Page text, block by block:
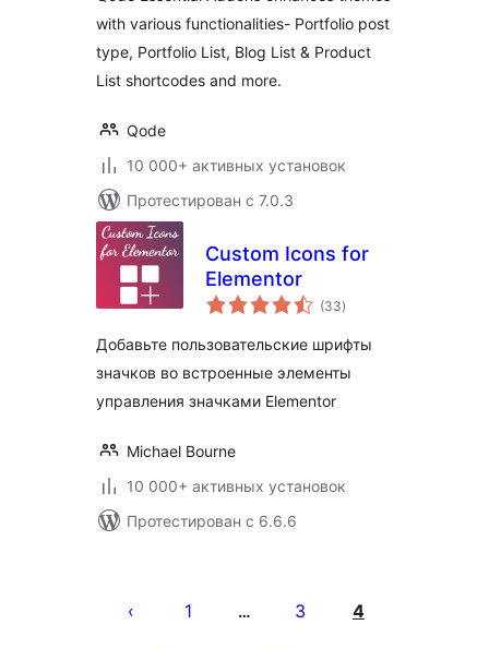
with various functionalities- Portfolio post
type, Portfolio List, Blog List & Product
List shortcodes and more.
Qode
10 000+ активных установок
Протестирован с 7.0.3
Custom Icons for
Elementor
(33общий
рейтинг
)
Добавьте пользовательские шрифты
значков во встроенные элементы
управления значками Elementor
Michael Bourne
10 000+ активных установок
Протестирован с 6.6.6
записей
1 … 3 4